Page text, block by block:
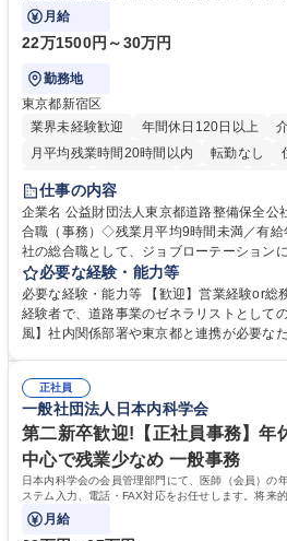
ております！ ※下記業務詳細
月給
22万1500円～30万円
勤務地
東京都新宿区
業界未経験歓迎
年間休日120日以上
月平均残業時間20時間以内
転勤なし
研修あり
退職金あり
駅近5分以内
資格取得手当あり 食事
仕事の内容
企業名 公益財団法人東京都道路整備保全公社 求人名 【都庁グループ
合職（事務）◇残業月平均9時間未満／有給年平均16
社の総合職として、ジョブローテーション
等のフロント部門の部署等幅広い部署での
制度やキャリア支援が充実しております！ ※下記業務
管理部門：広報、人事、経理など当公社の
門：駐車場の新規開拓、管理運営、新宿駅
道路施設や道路工事現場の見学ツアー事業
へ配属。※業務内容変更の範囲：会社の定める業務 募集職種
ープ】総合職（事務）◇残業月平均9時間
必要な経験・能力等
必要な経験・能力等 【歓迎】営業経験or総
経験者で、道路事業のゼネラリストとして
風】社内関係部署や東京都と連携が必要な
部門など多岐に渡る業務を経験できます。
事業の他、新宿駅西口広場内に設置された
イン」の管理運営を行うなど、事業収益を
います。 学歴・資格 学歴：大学院 大学 高専 短大 専修学校 高校 語学力：
資格：
正社員
一般社団法人日本内科学会
第二新卒歓迎!【正社員事務】年
中心で残業少なめ 一般事務
日本内科学会の会員管理部門にて、医師（会員）の
ステム入力、電話・FAX対応をお任せします。将来
などにも幅広く携わっていただきます。
月給